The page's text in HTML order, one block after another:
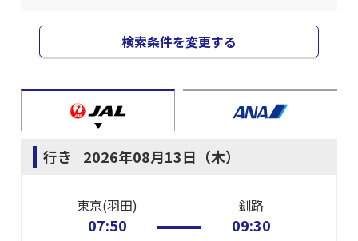
検索条件を変更する
行き 2026年08月13日（木）
東京(羽田)
07:50
釧路
09:30